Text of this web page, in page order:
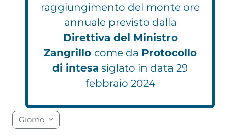
raggiungimento del monte ore
annuale previsto dalla
Direttiva del Ministro
Zangrillo come da Protocollo
di intesa siglato in data 29
febbraio 2024
Blocchi
Blocchi
Blocchi
Blocchi
Blocchi
Blocchi
Blocchi
Blocchi
Blocchi
Blocchi
Blocchi
Blocchi
Blocchi
Blocchi
Blocchi
Blocchi
Blocchi
Blocchi
Giorno